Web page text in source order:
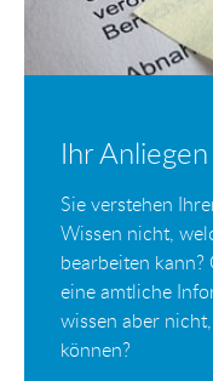
Ihr Anliegen
Sie verstehen
Wissen nicht,
bearbeiten
eine amtliche
wissen aber
können?